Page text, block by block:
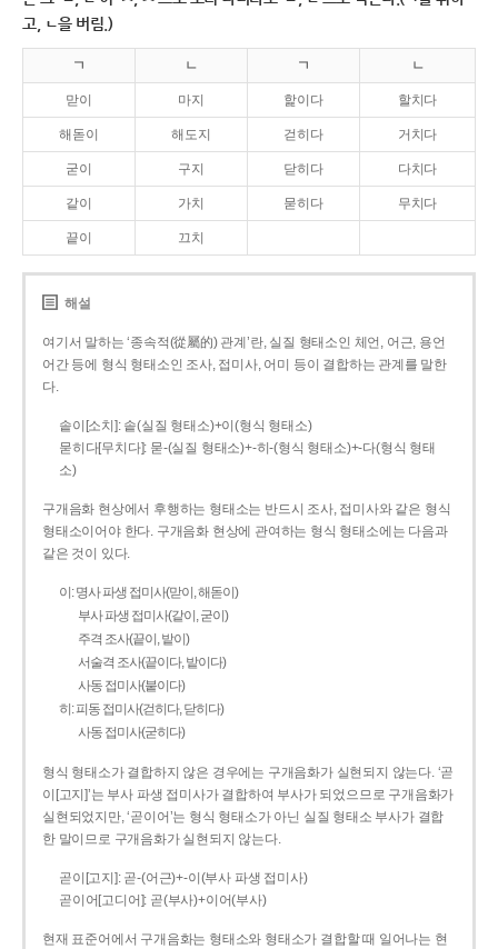
고, ㄴ을 버림.)
ㄱ ㄴ ㄱ ㄴ
맏이 마지 핥이다 할치다
해돋이 해도지 걷히다 거치다
굳이 구지 닫히다 다치다
같이 가치 묻히다 무치다
끝이 끄치
해설
여기서 말하는 ‘종속적(從屬的) 관계’란, 실질 형태소인 체언, 어근, 용언
어간 등에 형식 형태소인 조사, 접미사, 어미 등이 결합하는 관계를 말한
다.
솥이[소치]: 솥(실질 형태소)+이(형식 형태소)
묻히다[무치다]: 묻­-(실질 형태소)+­-히­-(형식 형태소)+-다(형식 형태
소)
구개음화 현상에서 후행하는 형태소는 반드시 조사, 접미사와 같은 형식
형태소이어야 한다. 구개음화 현상에 관여하는 형식 형태소에는 다음과
같은 것이 있다.
이: 명사 파생 접미사(맏이, 해돋이)
부사 파생 접미사(같이, 굳이)
주격 조사(끝이, 밭이)
서술격 조사(끝이다, 밭이다)
사동 접미사(붙이다)
히: 피동 접미사(걷히다, 닫히다)
사동 접미사(굳히다)
형식 형태소가 결합하지 않은 경우에는 구개음화가 실현되지 않는다. ‘곧
이[고지]’는 부사 파생 접미사가 결합하여 부사가 되었으므로 구개음화가
실현되었지만, ‘곧이어’는 형식 형태소가 아닌 실질 형태소 부사가 결합
한 말이므로 구개음화가 실현되지 않는다.
곧이[고지]: 곧-­(어근)+­-이(부사 파생 접미사)
곧이어[고디어]: 곧(부사)+이어(부사)
현재 표준어에서 구개음화는 형태소와 형태소가 결합할 때 일어나는 현